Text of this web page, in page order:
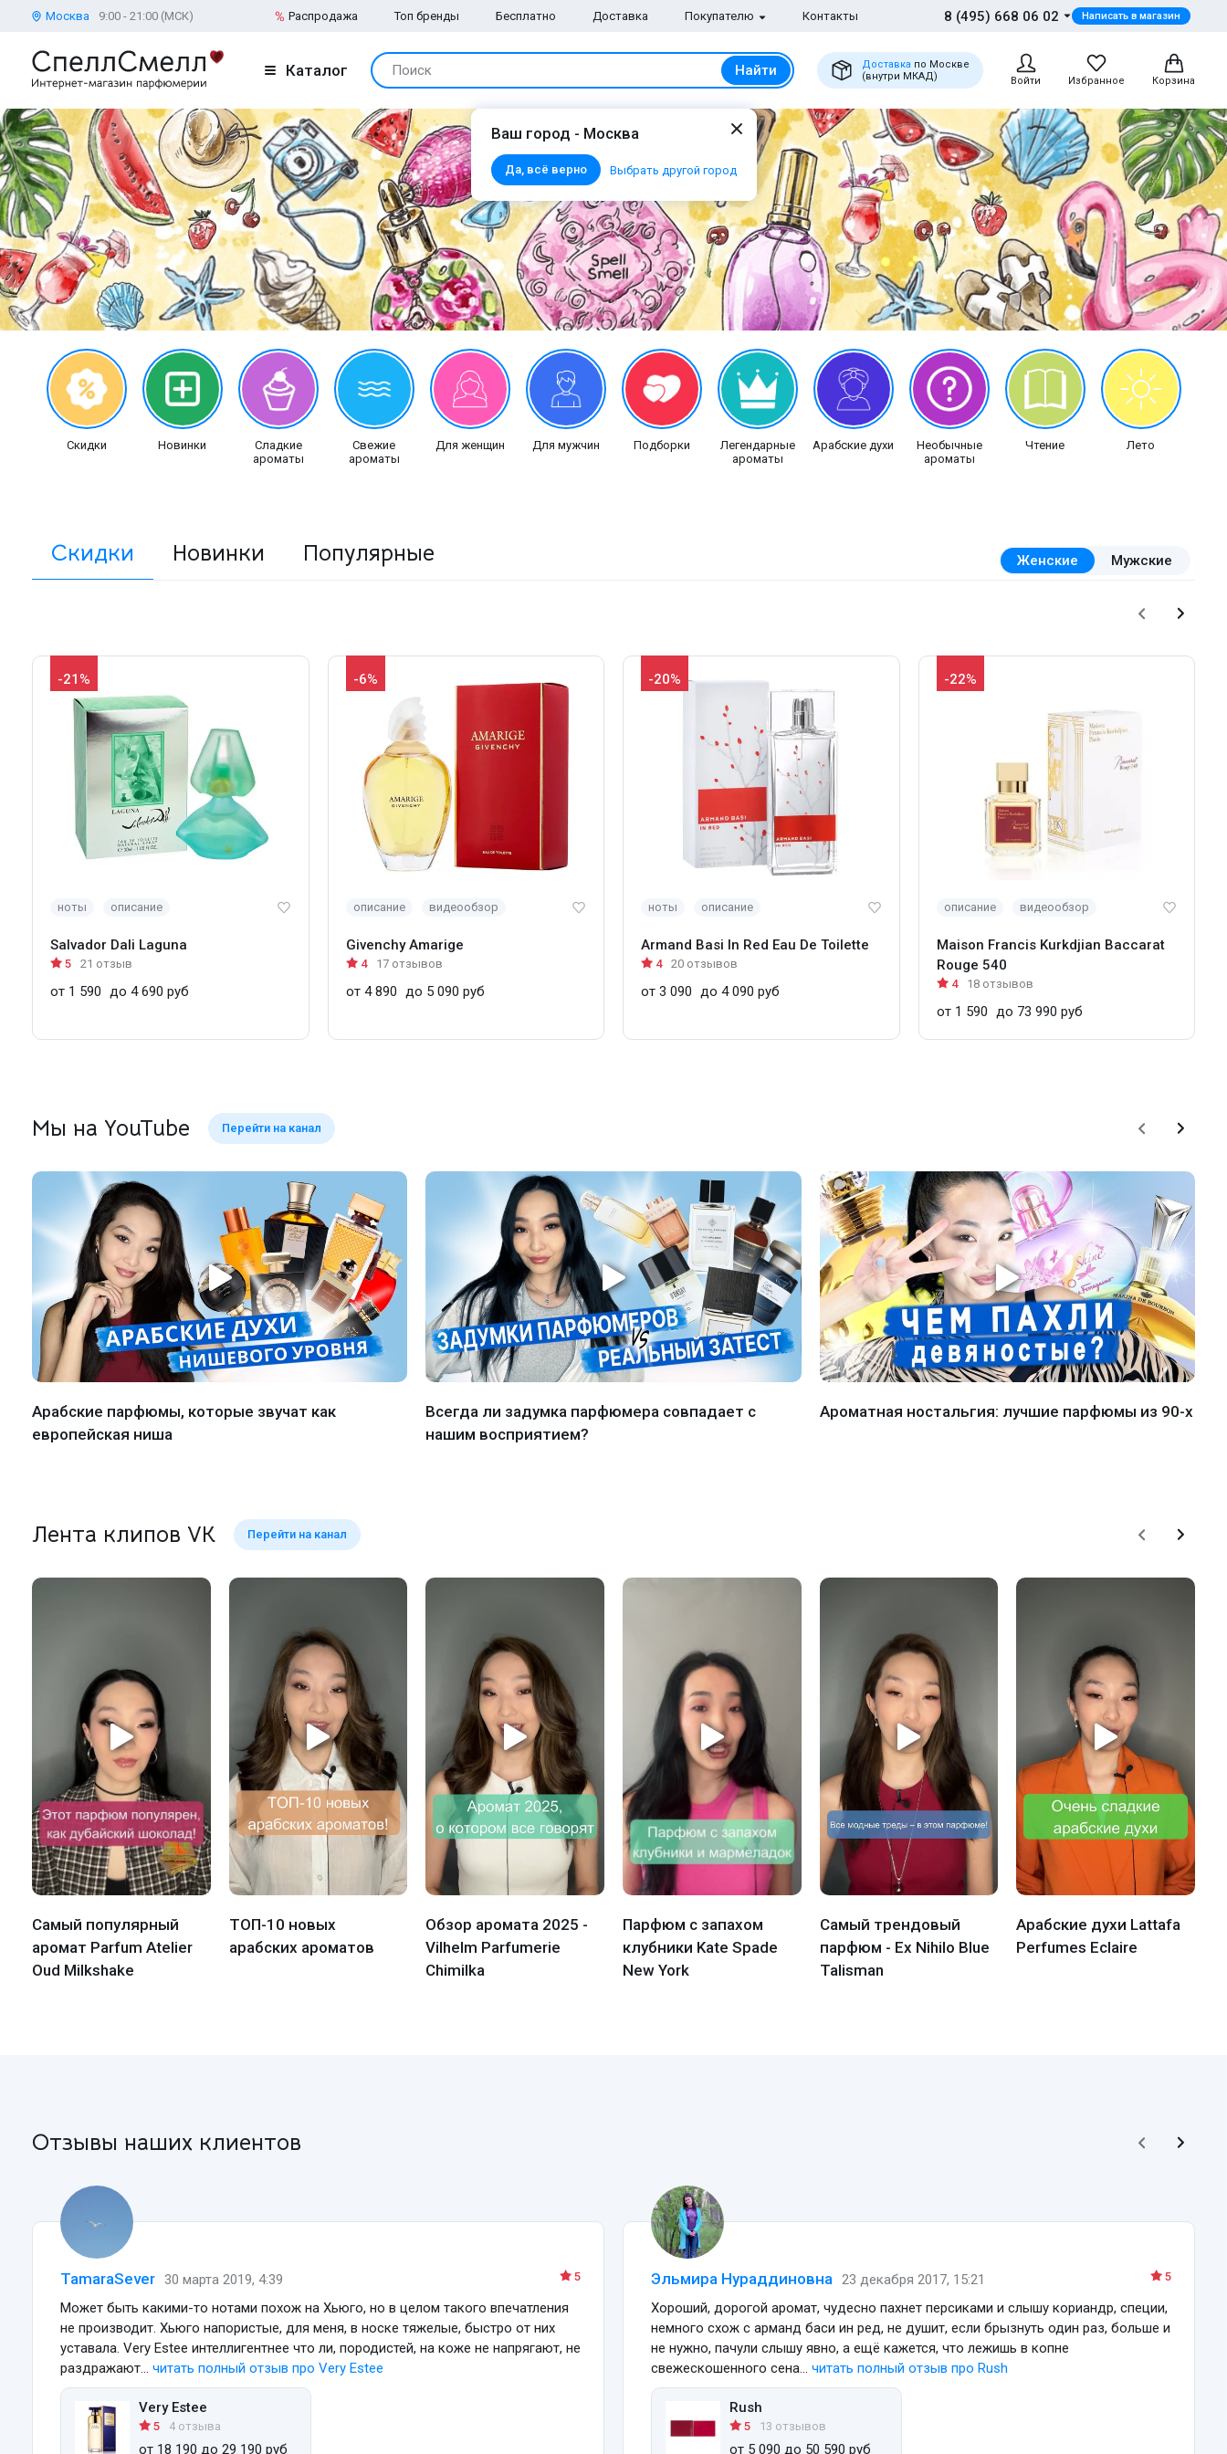
Москва 9:00 - 21:00 (МСК) Распродажа Топ бренды Бесплатно Доставка Покупателю Контакты 8 (495) 668 06 02 Написать в магазин
Каталог Поиск Найти Доставка по Москве
(внутри МКАД)
Войти Избранное Корзина
Ваш город - Москва
Да, всё верно Выбрать другой город
Скидки Новинки
Сладкие
ароматы
Свежие
ароматы
Для женщин Для мужчин Подборки
Легендарные
ароматы
Арабские духи
Необычные
ароматы
Чтение Лето
Скидки Новинки Популярные Женские Мужские
-21%
ноты описание
Salvador Dali Laguna
5 21 отзыв
от 1 590 до 4 690 руб
-6%
описание видеообзор
Givenchy Amarige
4 17 отзывов
от 4 890 до 5 090 руб
-20%
ноты описание
Armand Basi In Red Eau De Toilette
4 20 отзывов
от 3 090 до 4 090 руб
-22%
описание видеообзор
Maison Francis Kurkdjian Baccarat
Rouge 540
4 18 отзывов
от 1 590 до 73 990 руб
Мы на YouTube Перейти на канал
Арабские парфюмы, которые звучат как
европейская ниша
Всегда ли задумка парфюмера совпадает с
нашим восприятием?
Ароматная ностальгия: лучшие парфюмы из 90-х
Лента клипов VK Перейти на канал
Самый популярный
аромат Parfum Atelier
Oud Milkshake
ТОП-10 новых
арабских ароматов
Обзор аромата 2025 -
Vilhelm Parfumerie
Chimilka
Парфюм с запахом
клубники Kate Spade
New York
Самый трендовый
парфюм - Ex Nihilo Blue
Talisman
Арабские духи Lattafa
Perfumes Eclaire
Отзывы наших клиентов
5
TamaraSever 30 марта 2019, 4:39
Может быть какими-то нотами похож на Хьюго, но в целом такого впечатления
не производит. Хьюго напористые, для меня, в носке тяжелые, быстро от них
уставала. Very Estee интеллигентнее что ли, породистей, на коже не напрягают, не
раздражают... читать полный отзыв про Very Estee
Very Estee
5 4 отзыва
от 18 190 до 29 190 руб
5
Эльмира Нураддиновна 23 декабря 2017, 15:21
Хороший, дорогой аромат, чудесно пахнет персиками и слышу кориандр, специи,
немного схож с арманд баси ин ред, не душит, если брызнуть один раз, больше и
не нужно, пачули слышу явно, а ещё кажется, что лежишь в копне
свежескошенного сена... читать полный отзыв про Rush
Rush
5 13 отзывов
от 5 090 до 50 590 руб